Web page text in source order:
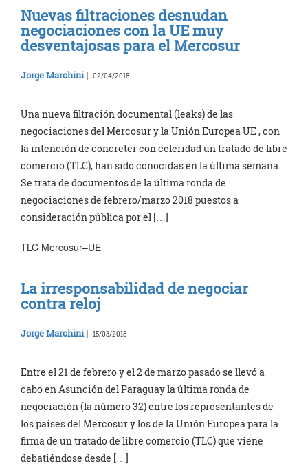
Nuevas filtraciones desnudan
negociaciones con la UE muy
desventajosas para el Mercosur
Jorge Marchini| 02/04/2018
Una nueva filtración documental (leaks) de las
negociaciones del Mercosur y la Unión Europea UE , con
la intención de concreter con celeridad un tratado de libre
comercio (TLC), han sido conocidas en la última semana.
Se trata de documentos de la última ronda de
negociaciones de febrero/marzo 2018 puestos a
consideración pública por el […]
TLC Mercosur–UE
La irresponsabilidad de negociar
contra reloj
Jorge Marchini| 15/03/2018
Entre el 21 de febrero y el 2 de marzo pasado se llevó a
cabo en Asunción del Paraguay la última ronda de
negociación (la número 32) entre los representantes de
los países del Mercosur y los de la Unión Europea para la
firma de un tratado de libre comercio (TLC) que viene
debatiéndose desde […]